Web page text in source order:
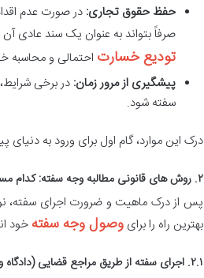
حفظ حقوق تجاری: در صورت عدم
صرفاً بتواند به عنوان یک سند عادی آن
تودیع خسارت احتمالی و محاسبه
پیشگیری از مرور زمان: در برخی
سفته شود.
درک این موارد، گام اول برای ورود به دنیای
۲. روش های قانونی مطالبه وجه سفته: کدام مسیر را انتخاب کنیم؟
پس از درک ماهیت و ضرورت اجرای سفته،
بهترین راه را برایوصول وجه سفتهخود
۲.۱. اجرای سفته از طریق مراجع قضایی (دادگاه و شورای حل اختلاف)